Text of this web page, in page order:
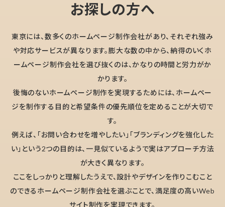
お探しの方へ
東京には、数多くのホームページ制作会社があり、それぞれ強み
や対応サービスが異なります。膨大な数の中から、納得のいくホ
ームページ制作会社を選び抜くのは、かなりの時間と労力がか
かります。
後悔のないホームページ制作を実現するためには、ホームペー
ジを制作する目的と希望条件の優先順位を定めることが大切で
す。
例えば、「お問い合わせを増やしたい」「ブランディングを強化した
い」という2つの目的は、一見似ているようで実はアプローチ方法
が大きく異なります。
ここをしっかりと理解したうえで、設計やデザインを作りこむこと
のできるホームページ制作会社を選ぶことで、満足度の高いWeb
サイト制作を実現できます。